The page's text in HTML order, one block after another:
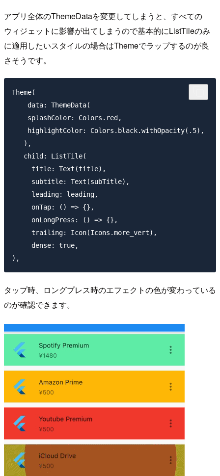
アプリ全体のThemeDataを変更してしまうと、すべての
ウィジェットに影響が出てしまうので基本的にListTileのみ
に適用したいスタイルの場合はThemeでラップするのが良
さそうです。
Theme(
    data: ThemeData(
    splashColor: Colors.red,
    highlightColor: Colors.black.withOpacity(.5),
   ),
   child: ListTile(
     title: Text(title),
     subtitle: Text(subTitle),
     leading: leading,
     onTap: () => {},
     onLongPress: () => {},
     trailing: Icon(Icons.more_vert),
     dense: true,
タップ時、ロングプレス時のエフェクトの色が変わっている
のが確認できます。